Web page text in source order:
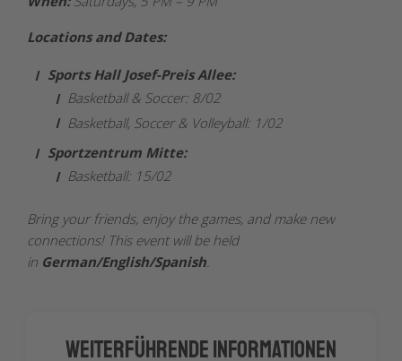
Locations and Dates:
Sports Hall Josef-Preis Allee:
Basketball & Soccer: 8/02
Basketball, Soccer & Volleyball: 1/02
Sportzentrum Mitte:
Basketball: 15/02
Bring your friends, enjoy the games, and make new
connections! This event will be held
in German/English/Spanish
Weiterführende Informationen